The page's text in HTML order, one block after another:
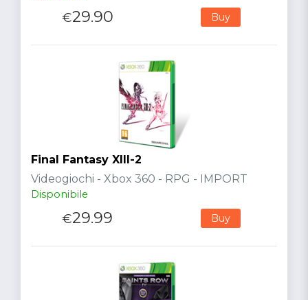
€29.90 Buy
Final Fantasy XIII-2
Videogiochi - Xbox 360 - RPG - IMPORT
Disponibile
€29.99 Buy